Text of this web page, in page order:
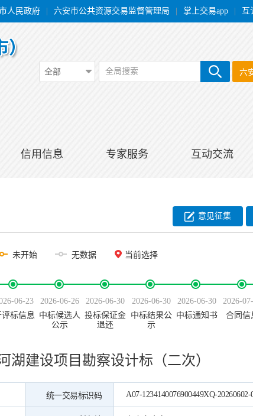
人民政府 六安市公共资源交易监督管理局 掌上交易app 互
全部 全局搜索 六
信用信息 专家服务 互动交流
意见征集
未开始 无数据 当前选择
06-23
评标信息
2026-06-26
中标候选人
公示
2026-06-30
投标保证金
退还
2026-06-30
中标结果公
示
2026-06-30
中标通知书
2026-
合同信
湖建设项目勘察设计标（二次）
统一交易标识码 A07-1234140076900449XQ-20260602-